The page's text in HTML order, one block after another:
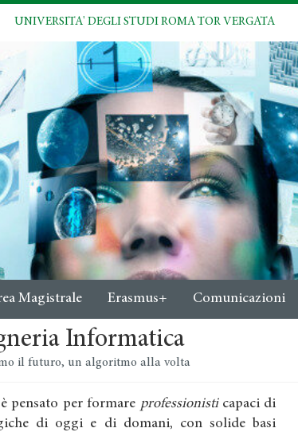
UNIVERSITA' DEGLI STUDI ROMA TOR VERGATA
Magistrale Erasmus+ Comunicazioni
Informatica
il futuro, un algoritmo alla volta
pensato per formare professionisticapaci di
di oggi e di domani, con solide basi